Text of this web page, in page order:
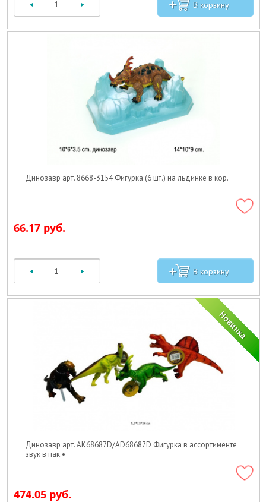
Динозавр арт. 8668-3154 Фигурка (6 шт.) на льдинке в кор.
66.17 руб.
Динозавр арт. AK68687D/AD68687D Фигурка в ассортименте
звук в пак.•
474.05 руб.